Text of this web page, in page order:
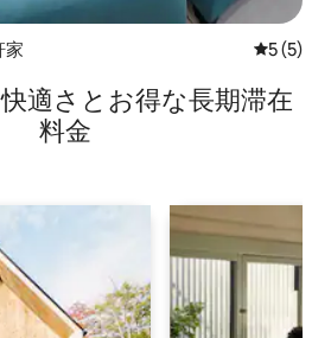
家 レビュー
5 (5)
適⁠さ⁠とお⁠得⁠な長⁠期⁠滞⁠在
料⁠金